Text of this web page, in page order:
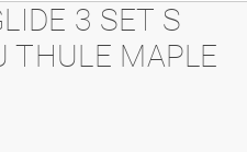
3 SET S
THULE MAPLE